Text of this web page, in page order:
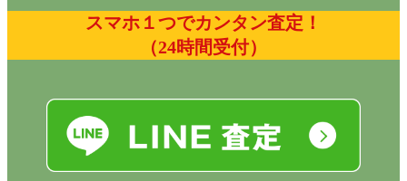
スマホ１つでカンタン査定！
（24時間受付）